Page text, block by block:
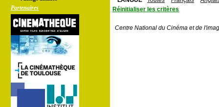
Partenaires
Réinitialiser les critères
Centre National du Cinéma et de